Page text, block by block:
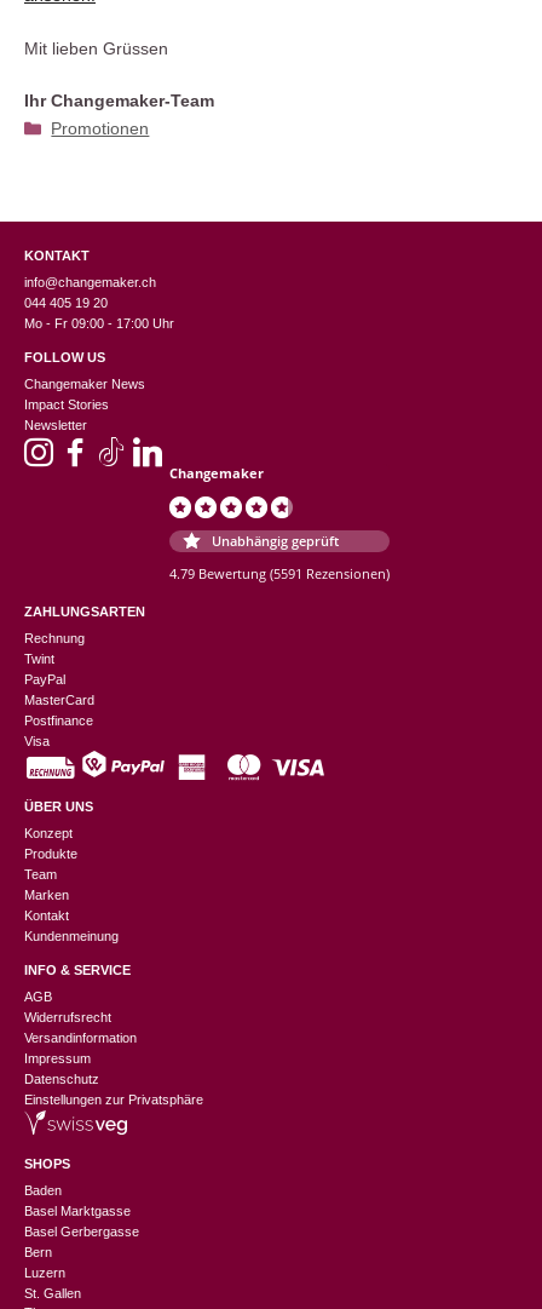
Mit lieben Grüssen
Ihr Changemaker-Team
Kategorien
Promotionen
KONTAKT
info@changemaker.ch
044 405 19 20
Mo - Fr 09:00 - 17:00 Uhr
FOLLOW US
Changemaker News
Impact Stories
Newsletter
Changemaker
Unabhängig geprüft
4.79 Bewertung (5591 Rezensionen)
ZAHLUNGSARTEN
Rechnung
Twint
PayPal
MasterCard
Postfinance
Visa
ÜBER UNS
Konzept
Produkte
Team
Marken
Kontakt
Kundenmeinung
INFO & SERVICE
AGB
Widerrufsrecht
Versandinformation
Impressum
Datenschutz
Einstellungen zur Privatsphäre
SHOPS
Baden
Basel Marktgasse
Basel Gerbergasse
Bern
Luzern
St. Gallen